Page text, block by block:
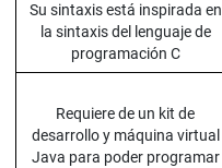
Su sintaxis está inspirada en
la sintaxis del lenguaje de
programación C
Requiere de un kit de
desarrollo y máquina virtual
Java para poder programar